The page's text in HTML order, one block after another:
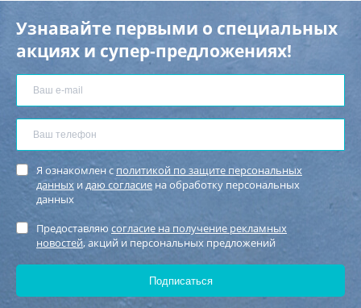
Узнавайте первыми о специальных
акциях и супер-предложениях!
Я ознакомлен с политикой по защите персональных
данных и даю согласие на обработку персональных
данных
Предоставляю согласие на получение рекламных
новостей, акций и персональных предложений